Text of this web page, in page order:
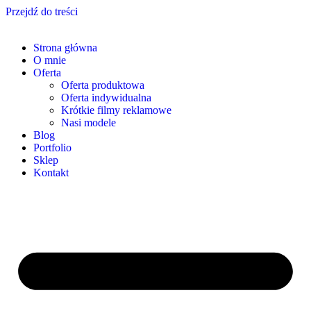
Przejdź do treści
Strona główna
O mnie
Oferta
Oferta produktowa
Oferta indywidualna
Krótkie filmy reklamowe
Nasi modele
Blog
Portfolio
Sklep
Kontakt